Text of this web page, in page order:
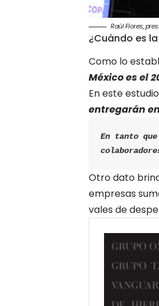
Raúl Flores,
¿Cuándo es
Como lo
México es el
En este
entregarán
En tanto
Otro dato
empresas
vales de